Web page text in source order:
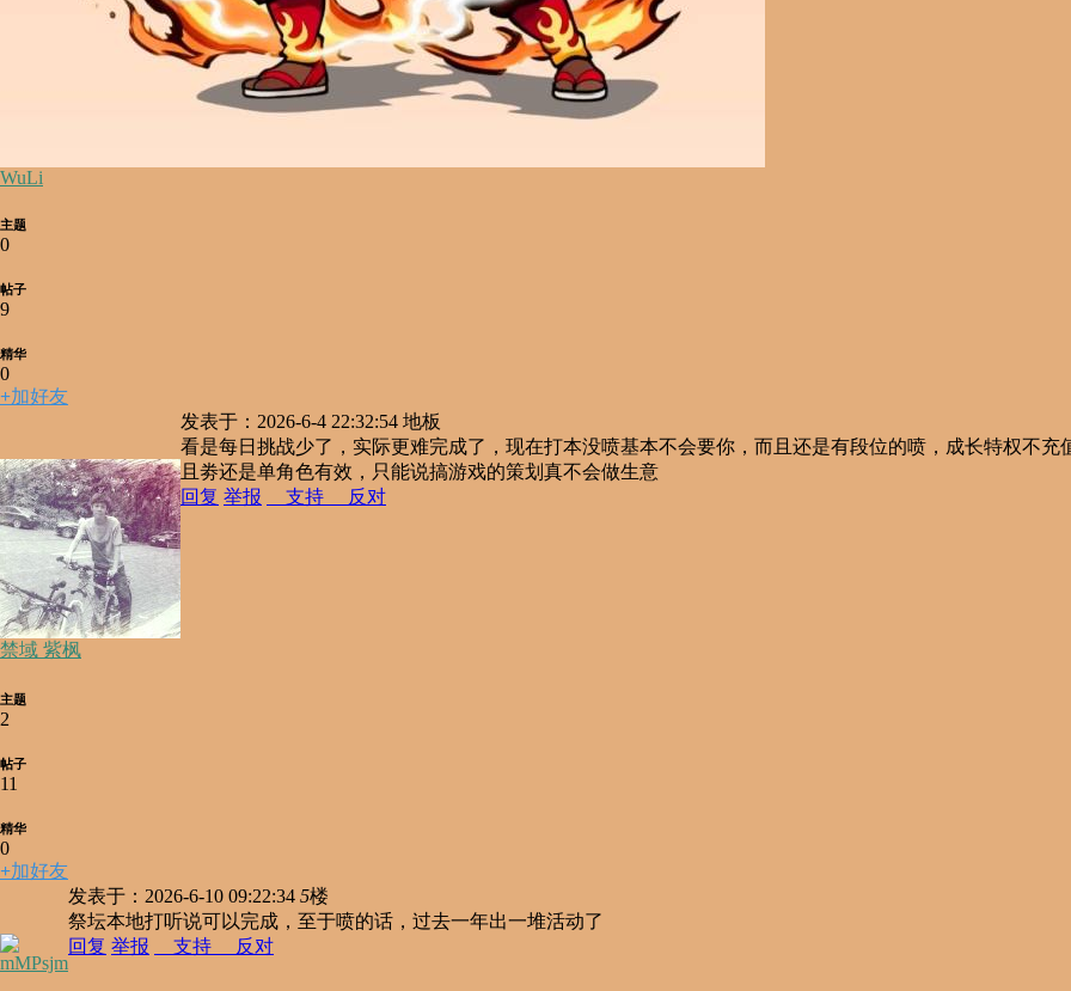
WuLi
主题
0
帖子
9
精华
0
+加好友
禁域 紫枫
主题
2
帖子
11
精华
0
+加好友
发表于：2026-6-4 22:32:54 地板
看是每日挑战少了，实际更难完成了，现在打本没喷基本不会要你，而且还是有段位的喷，成长特权不
且劵还是单角色有效，只能说搞游戏的策划真不会做生意
回复 举报 支持 反对
mMPsjm
发表于：2026-6-10 09:22:34 5楼
祭坛本地打听说可以完成，至于喷的话，过去一年出一堆活动了
回复 举报 支持 反对